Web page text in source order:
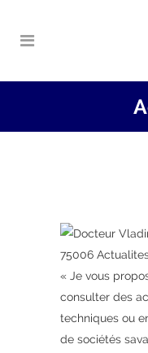
« Je vous
consulter des
techniques ou
de sociétés